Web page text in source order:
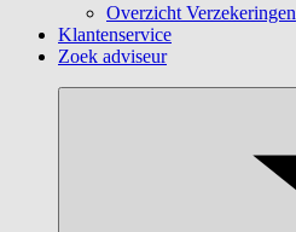
Overzicht Verzekeringen
Klantenservice
Zoek adviseur